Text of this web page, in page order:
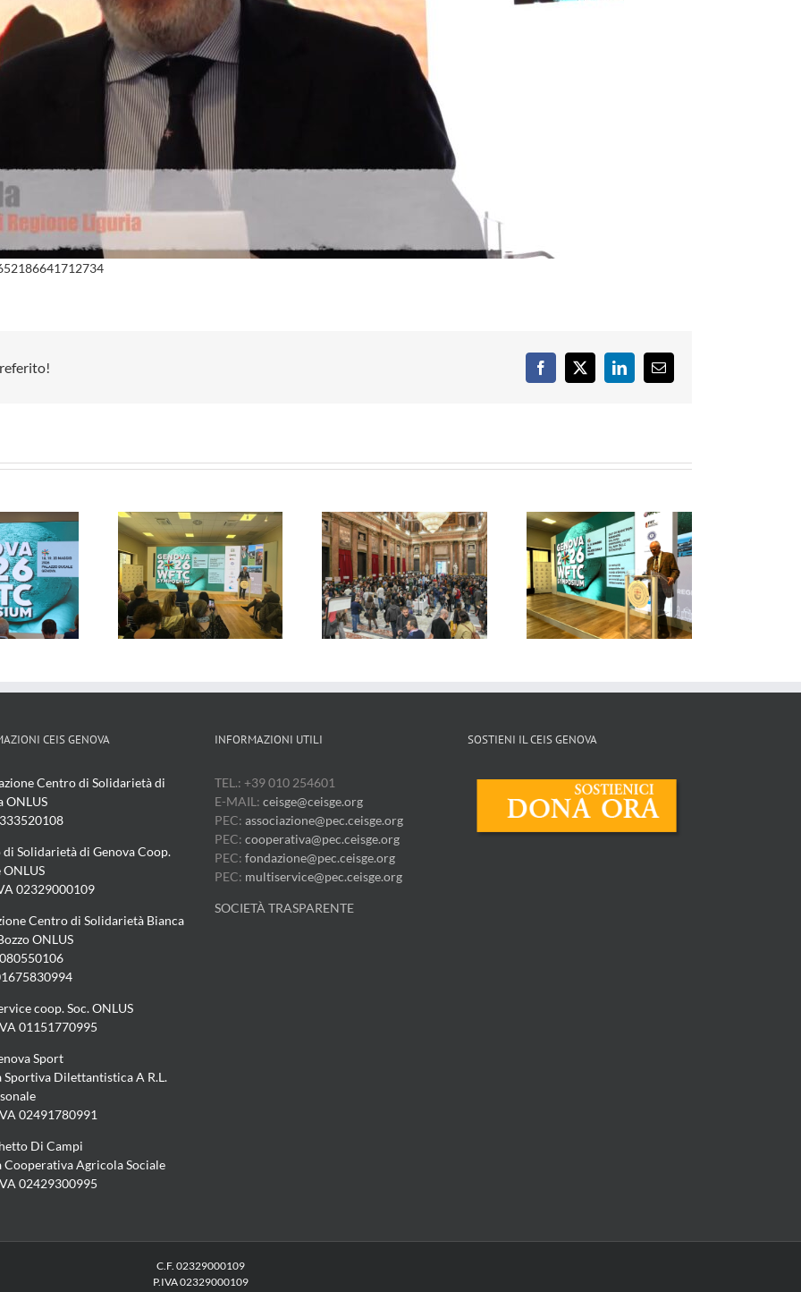
Facebook
X LinkedInEmail
di Genova –
04/2026
Genova 24 –
29/04/2026
Il Cittadino –
29/04/2026
La Repubblica –
06/05/2026
CEIS GENOVA
Centro di Solidarietà di
ONLUS
Solidarietà di Genova Coop.
ONLUS
02329000109
Centro di Solidarietà Bianca
ONLUS
coop. Soc. ONLUS
01151770995
Sport
Sportiva Dilettantistica A R.L.
02491780991
Di Campi
Cooperativa Agricola Sociale
02429300995
INFORMAZIONI UTILI
TEL.: +39 010 254601
E-MAIL: ceisge@ceisge.org
PEC: associazione@pec.ceisge.org
PEC: cooperativa@pec.ceisge.org
PEC: fondazione@pec.ceisge.org
PEC: multiservice@pec.ceisge.org
SOCIETÀ TRASPARENTE
SOSTIENI IL CEIS GENOVA
C.F. 02329000109
P.IVA 02329000109